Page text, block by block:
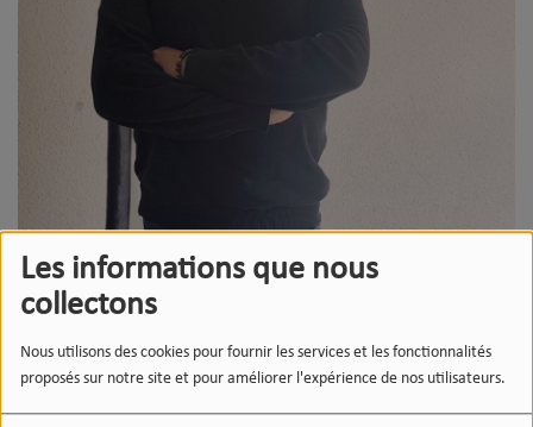
Les informations que nous
collectons
Nous utilisons des cookies pour fournir les services et les fonctionnalités
proposés sur notre site et pour améliorer l'expérience de nos utilisateurs.